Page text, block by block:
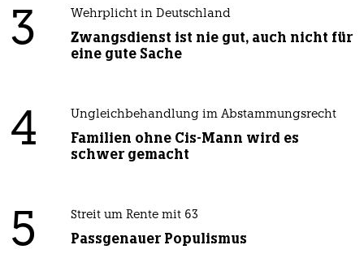
3 Wehrplicht in Deutschland
Zwangsdienst ist nie gut, auch nicht für
eine gute Sache
4 Ungleichbehandlung im Abstammungsrecht
Familien ohne Cis-Mann wird es
schwer gemacht
5 Streit um Rente mit 63
Passgenauer Populismus